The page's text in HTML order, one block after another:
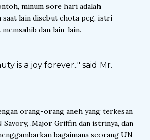
minum sore hari adalah
saat lain disebut chota peg, istri
dan lain-lain.
is a joy forever.." said Mr.
orang-orang aneh yang terkesan
.Major Griffin dan istrinya, dan
bagaimana seorang UN